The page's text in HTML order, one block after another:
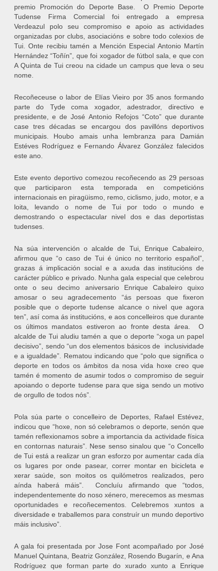
premio Promoción do Deporte Base. O Premio Deporte
Tudense Firma Comercial foi entregado a empresa
Verdeazul polo seu compromiso e apoio as actividades
organizadas por clubs, asociacións e sobre todo colexios de
Tui. Onte recibiu tamén a Mención Especial Antonio Martín
Hernández “Toñín”, que foi xogador de fútbol sala, e que con
A Quinta de Tui creou na cidade un campus que leva o seu
nome.
Recoñeceuse o labor de Elías Vieiro por 35 anos formando
parte do Tyde coma xogador, adestrador, directivo e
presidente, e de José Antonio Refojos “Coto” que durante
case tres décadas se encargou dos pavillóns deportivos
municipais. Houbo amais unha lembranza para Damián
Estéves Rodríguez e Fernando Álvarez González falecidos
este ano.
Este evento deportivo comezou recoñecendo as 29 persoas
que participaron esta temporada en competicións
internacionais en piragüismo, remo, ciclismo, judo, motor, e a
loita, levando o nome de Tui por todo o mundo e
demostrando o espectacular nivel dos e das deportistas
tudenses.
Na súa intervención o alcalde de Tui, Enrique Cabaleiro,
afirmou que “o caso de Tui é único no territorio español”,
grazas á implicación social e a axuda das institucións de
carácter público e privado. Nunha gala especial que celebrou
onte o seu decimo aniversario Enrique Cabaleiro quixo
amosar o seu agradecemento “ás persoas que fixeron
posible que o deporte tudense alcance o nivel que agora
ten”, así coma ás institucións, e aos concelleiros que durante
os últimos mandatos estiveron ao fronte desta área. O
alcalde de Tui aludiu tamén a que o deporte “xoga un papel
decisivo”, sendo “un dos elementos básicos de inclusividade
e a igualdade”. Rematou indicando que “polo que significa o
deporte en todos os ámbitos da nosa vida hoxe creo que
tamén é momento de asumir todos o compromiso de seguir
apoiando o deporte tudense para que siga sendo un motivo
de orgullo de todos nós”.
Pola súa parte o concelleiro de Deportes, Rafael Estévez,
indicou que “hoxe, non só celebramos o deporte, senón que
tamén reflexionamos sobre a importancia da actividade física
en contornas naturais”. Nese senso sinalou que “o Concello
de Tui está a realizar un gran esforzo por aumentar cada día
os lugares por onde pasear, correr montar en bicicleta e
xerar saúde, son moitos os quilómetros realizados, pero
aínda haberá máis”. Concluíu afirmando que “todos,
independentemente do noso xénero, merecemos as mesmas
oportunidades e recoñecementos. Celebremos xuntos a
diversidade e traballemos para construír un mundo deportivo
máis inclusivo”.
A gala foi presentada por Jose Font acompañado por José
Manuel Quintana, Beatriz González, Rosendo Bugarín, e Ana
Rodríguez que forman parte do xurado xunto a Enrique